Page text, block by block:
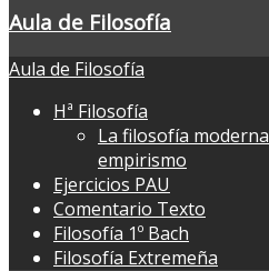
Aula de Filosofía
Aula de Filosofía
Hª Filosofía
La filosofía
empirismo
Ejercicios PAU
Comentario Texto
Filosofía 1º Bach
Filosofía Extremeña